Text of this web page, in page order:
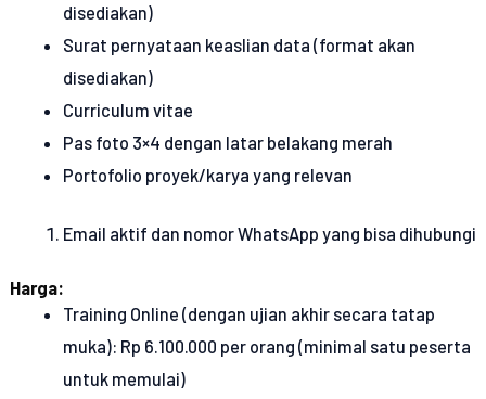
disediakan)
Surat pernyataan keaslian data (format akan
disediakan)
Curriculum vitae
Pas foto 3×4 dengan latar belakang merah
Portofolio proyek/karya yang relevan
Email aktif dan nomor WhatsApp yang bisa dihubungi
Harga:
Training Online (dengan ujian akhir secara tatap
muka): Rp 6.100.000 per orang (minimal satu peserta
untuk memulai)